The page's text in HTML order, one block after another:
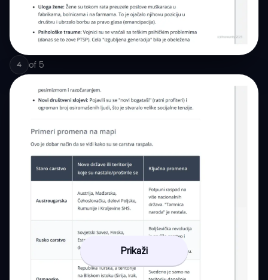
4 of 5
Prikaži